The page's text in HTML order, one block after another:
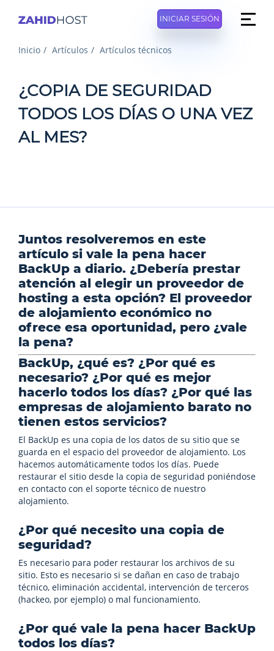
INICIAR SESIÓN
Inicio Artículos Artículos técnicos
¿COPIA DE SEGURIDAD
TODOS LOS DÍAS O UNA VEZ
AL MES?
Juntos resolveremos en este
artículo si vale la pena hacer
BackUp a diario. ¿Debería prestar
atención al elegir un proveedor de
hosting a esta opción? El proveedor
de alojamiento económico no
ofrece esa oportunidad, pero ¿vale
la pena?
BackUp, ¿qué es? ¿Por qué es
necesario? ¿Por qué es mejor
hacerlo todos los días? ¿Por qué las
empresas de alojamiento barato no
tienen estos servicios?
El BackUp es una copia de los datos de su sitio que se
guarda en el espacio del proveedor de alojamiento. Los
hacemos automáticamente todos los días. Puede
restaurar el sitio desde la copia de seguridad poniéndose
en contacto con el soporte técnico de nuestro
alojamiento.
¿Por qué necesito una copia de
seguridad?
Es necesario para poder restaurar los archivos de su
sitio. Esto es necesario si se dañan en caso de trabajo
técnico, eliminación accidental, intervención de terceros
(hackeo, por ejemplo) o mal funcionamiento.
¿Por qué vale la pena hacer BackUp
todos los días?